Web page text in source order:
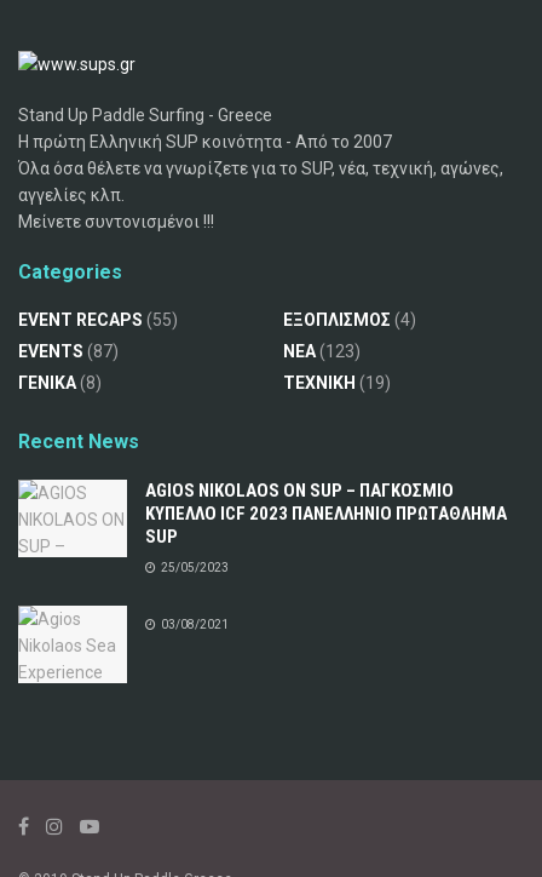
Stand Up Paddle Surfing - Greece
Η πρώτη Ελληνική SUP κοινότητα - Από το 2007
Όλα όσα θέλετε να γνωρίζετε για το SUP, νέα, τεχνική, αγώνες,
αγγελίες κλπ.
Μείνετε συντονισμένοι !!!
Categories
EVENT RECAPS (55)
EVENTS (87)
ΓΕΝΙΚΑ(8)
ΕΞΟΠΛΙΣΜΟΣ (4)
ΝΕΑ(123)
ΤΕΧΝΙΚΗ (19)
Recent News
AGIOS NIKOLAOS ON SUP – ΠΑΓΚΟΣΜΙΟ
ΚΥΠΕΛΛΟ ICF 2023 ΠΑΝΕΛΛΗΝΙΟ ΠΡΩΤΑΘΛΗΜΑ
SUP
25/05/2023
03/08/2021